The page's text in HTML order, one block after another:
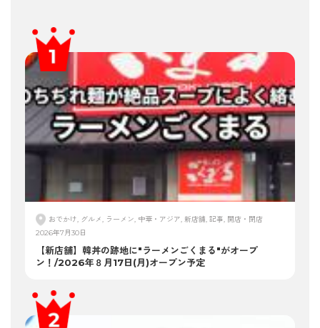
おでかけ, グルメ, ラーメン, 中華・アジア, 新店舗, 記事, 開店・閉店
2026年7月30日
【新店舗】韓丼の跡地に"ラーメンごくまる"がオープ
ン！/2026年８月17日(月)オープン予定